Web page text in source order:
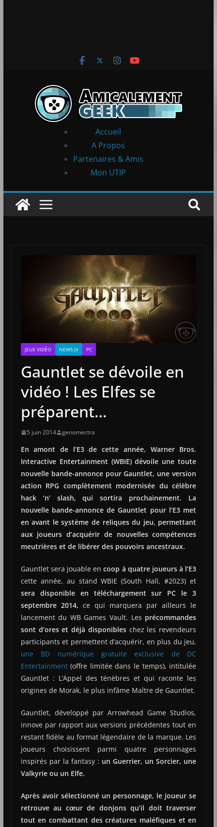
Accueil
A Propos
Partenaires & Amis
Mon UTIP
JEUX VIDÉO NEWS JV PC
Gauntlet se dévoile en
vidéo ! Les Elfes se
préparent…
5 juin 2014 genomectra
En amont de l’E3 de cette année, Warner Bros.
Interactive Entertainment (WBIE) dévoile une toute
nouvelle bande-annonce pour Gauntlet, une version
action RPG complètement modernisée du célèbre
hack ‘n’ slash, qui sortira prochainement. La
nouvelle bande-annonce de Gauntlet pour l’E3 met
en avant le système de reliques du jeu, permettant
aux joueurs d’acquérir de nouvelles compétences
meutrières et de libérer des pouvoirs ancestraux.
Gauntlet sera jouable en coop à quatre joueurs à l’E3
cette année, au stand WBIE (South Hall, #2023) et
sera disponible en téléchargement sur PC le 3
septembre 2014, ce qui marquera par ailleurs le
lancement du WB Games Vault. Les précommandes
sont d’ores et déjà disponibleschez les revendeurs
participants et permettent d’acquérir, en plus du jeu,
une BD numérique gratuite exclusive de DC
Entertainment(offre limitée dans le temps), intitulée
Gauntlet : L’Appel des ténèbres et qui raconte les
origines de Morak, le plus infâme Maître de Gauntlet.
Gauntlet, développé par Arrowhead Game Studios,
innove par rapport aux versions précédentes tout en
restant fidèle au format légendaire de la marque. Les
joueurs choisissent parmi quatre personnages
inspirés par la fantasy : un Guerrier, un Sorcier, une
Valkyrie ou un Elfe.
Après avoir sélectionné un personnage, le joueur se
retrouve au cœur de donjons qu’il doit traverser
tout en combattant des créatures maléfiques et en